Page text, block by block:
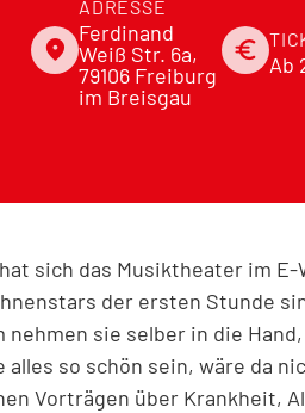
place
ADRESSE
Ferdinand
Weiß Str. 6a,
79106 Freiburg
im Breisgau
euro
Ab
sich das Musiktheater im
der ersten Stunde
sie selber in die
so schön sein, wäre da
Vorträgen über Krankheit,